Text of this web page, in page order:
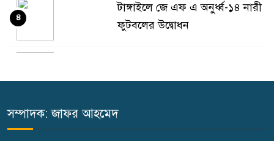
টাঙ্গাইলে জে এফ এ অনুর্ধ্ব-১৪ নারী
ফুটবলের উদ্বোধন
৪
বিতরণ
টাঙ্গাইলে নিহত বাস মালিকদের
৬
সম্পাদক: জাফর আহমেদ